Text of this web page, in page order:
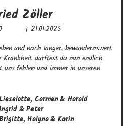
Zöller
† 21.01.2025
und nach langer, bewundernswert
Krankheit durftest du nun endlich
fehlen und immer in unseren
Carmen & Harald
& Peter
Halyna & Karin